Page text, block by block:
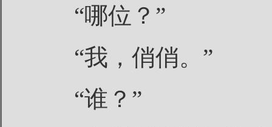
“哪位？”
“我，俏俏。”
“谁？”